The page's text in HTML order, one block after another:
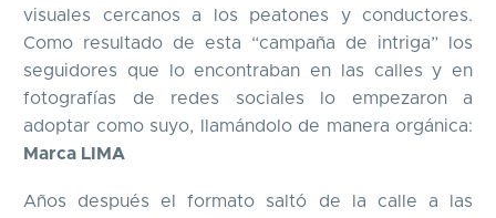
visuales cercanos a los peatones y conductores.
Como resultado de esta “campaña de intriga” los
seguidores que lo encontraban en las calles y en
fotografías de redes sociales lo empezaron a
adoptar como suyo, llamándolo de manera orgánica:
Marca LIMA
Años después el formato saltó de la calle a las